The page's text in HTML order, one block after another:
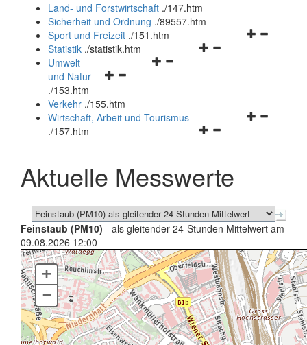
und
schließen
Land- und Forstwirtschaft ./147.htm
Sicherheit und Ordnung ./89557.htm
Navigationsmenü
Sport und Freizeit ./151.htm
Navigationsmenü
Statistik ./statistik.htm
Navigationsmenü
und
schließen
Umwelt
und Natur
./153.htm
Verkehr ./155.htm
Navigationsmenü
schließen
Wirtschaft, Arbeit und Tourismus
./157.htm
Aktuelle Messwerte
Feinstaub (PM10) - als gleitender 24-Stunden Mittelwert am
09.08.2026 12:00
+
–